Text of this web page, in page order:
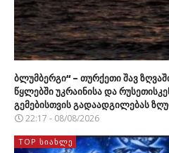
ბლუმბერგი“ – თურქეთი შავ
წყლებში უკრაინისა და
გემებისთვის გადაადგილებას
22:17 - 08/08/2026
TOP ᲡᲘᲐᲮᲚᲔ